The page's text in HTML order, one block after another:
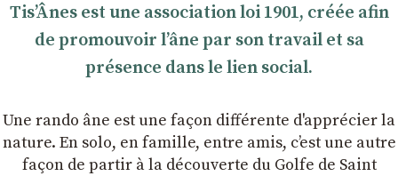
TisʼÂnes est une association loi 1901, créée afin
de promouvoir lʼâne par son travail et sa
présence dans le lien social.
Une rando âne est une façon différente d'apprécier la
nature. En solo, en famille, entre amis, cʼest une autre
façon de partir à la découverte du Golfe de Saint